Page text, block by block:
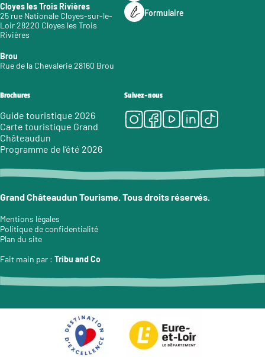
Cloyes les Trois Rivières
25 rue Nationale Cloyes-sur-le-
Loir 28220 Cloyes les Trois
Rivières
Brou
Rue de la Chevalerie 28160 Brou
Formulaire
Brochures
Guide touristique 2026
Carte touristique Grand
Châteaudun
Programme de l’été 2026
Suivez-nous
Instagram
Facebook
Youtube
LinkedIn
Tiktok
Grand Châteaudun Tourisme. Tous droits réservés.
Mentions légales
Politique de confidentialité
Plan du site
Fait main par : Tribu and Co